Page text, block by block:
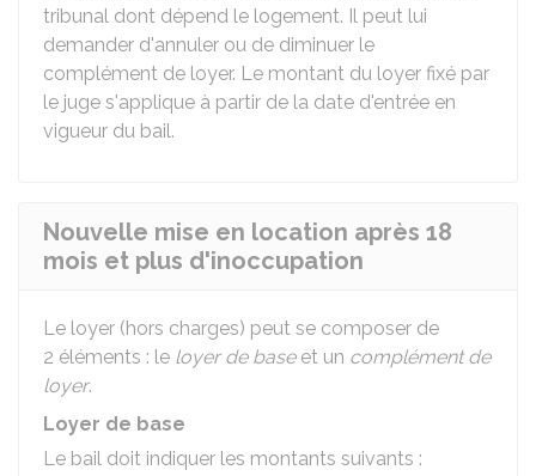
tribunal dont dépend le logement. Il peut lui
demander d'annuler ou de diminuer le
complément de loyer. Le montant du loyer fixé par
le juge s'applique à partir de la date d'entrée en
vigueur du bail.
Nouvelle mise en location après 18
mois et plus d'inoccupation
Le loyer (hors charges) peut se composer de
2 éléments : le loyer de baseet un complément de
loyer.
Loyer de base
Le bail doit indiquer les montants suivants :